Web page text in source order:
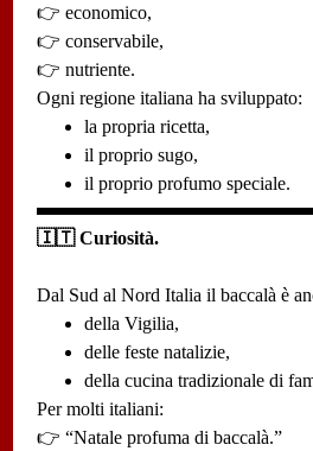
👉 economico,
👉 conservabile,
👉 nutriente.
Ogni regione italiana ha sviluppato:
la propria ricetta,
il proprio sugo,
il proprio profumo speciale.
🇮🇹 Curiosità.
Dal Sud al Nord Italia il baccalà è
della Vigilia,
delle feste natalizie,
della cucina tradizionale di
Per molti italiani:
👉 “Natale profuma di baccalà.”